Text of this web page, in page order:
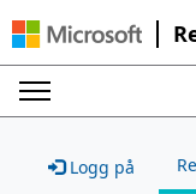
Logg på